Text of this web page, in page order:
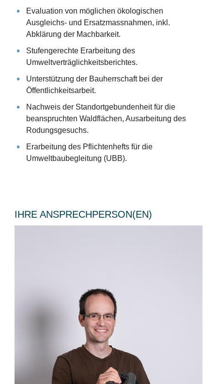
Evaluation von möglichen ökologischen
Ausgleichs- und Ersatzmassnahmen, inkl.
Abklärung der Machbarkeit.
Stufengerechte Erarbeitung des
Umweltverträglichkeitsberichtes.
Unterstützung der Bauherrschaft bei der
Öffentlichkeitsarbeit.
Nachweis der Standortgebundenheit für die
beanspruchten Waldflächen, Ausarbeitung des
Rodungsgesuchs.
Erarbeitung des Pflichtenhefts für die
Umweltbaubegleitung (UBB).
IHRE ANSPRECHPERSON(EN)